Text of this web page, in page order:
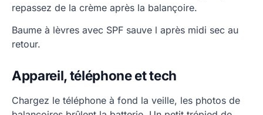
repassez de la crème après la balançoire.
Baume à lèvres avec SPF sauve l après midi sec au
retour.
Appareil, téléphone et tech
Chargez le téléphone à fond la veille, les photos de